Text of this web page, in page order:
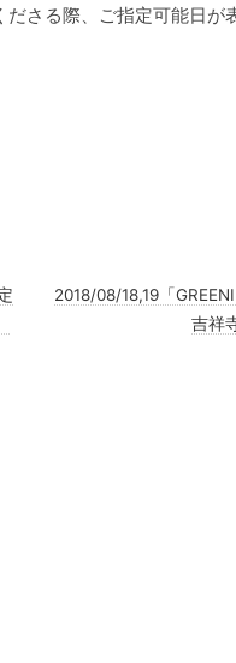
さる際、ご指定可能日が
2018/08/18,19「
吉祥